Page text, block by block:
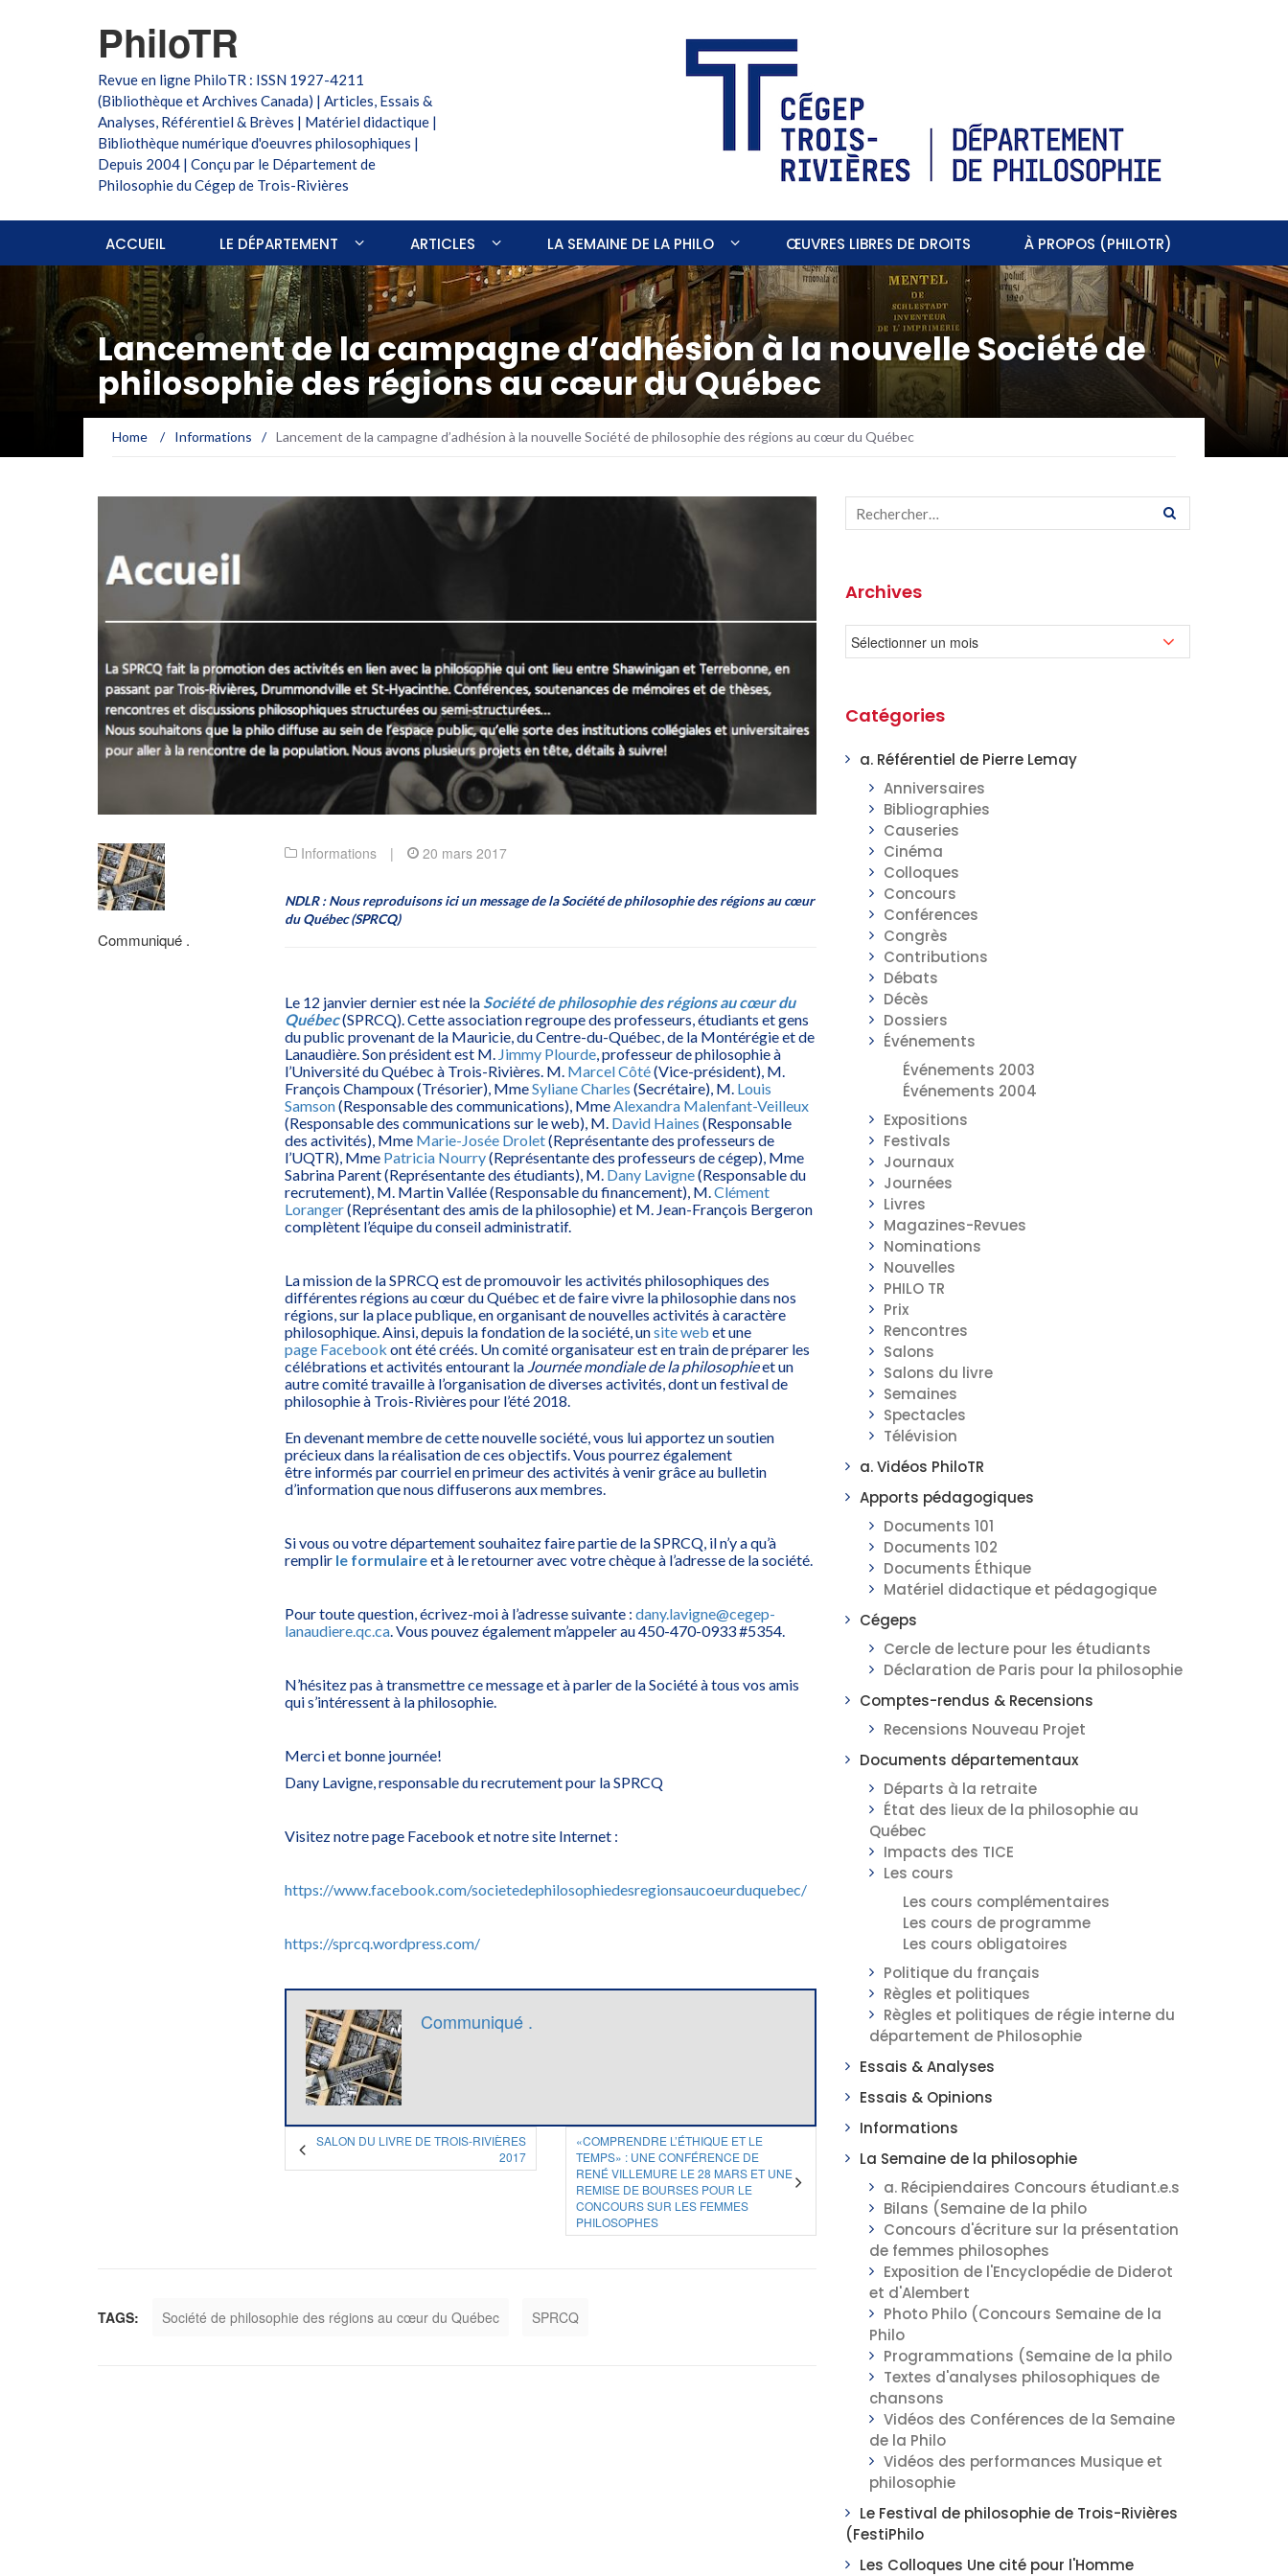
PhiloTR
Revue en ligne PhiloTR : ISSN 1927-4211
(Bibliothèque et Archives Canada) | Articles, Essais &
Analyses, Référentiel & Brèves | Matériel didactique |
Bibliothèque numérique d'oeuvres philosophiques |
Depuis 2004 | Conçu par le Département de
Philosophie du Cégep de Trois-Rivières
ACCUEIL LE DÉPARTEMENT ARTICLES LA SEMAINE DE LA PHILO ŒUVRES LIBRES DE DROITS À PROPOS (PHILOTR)
Lancement de la campagne d’adhésion à la nouvelle Société de
philosophie des régions au cœur du Québec
Home / Informations / Lancement de la campagne d’adhésion à la nouvelle Société de philosophie des régions au cœur du Québec
Communiqué .
Informations | 20 mars 2017
NDLR : Nous reproduisons ici un message de la Société de philosophie des régions au cœur
du Québec(SPRCQ)
Le 12 janvier dernier est née laSociété de philosophie des régions au cœur du
Québec(SPRCQ). Cette association regroupe des professeurs, étudiants et gens
du public provenant de la Mauricie, du Centre-du-Québec, de la Montérégie et de
Lanaudière. Son président est M. Jimmy Plourde, professeur de philosophie à
l’Université du Québec à Trois-Rivières. M. Marcel Côté(Vice-président), M.
François Champoux (Trésorier), MmeSyliane Charles (Secrétaire), M. Louis
Samson(Responsable des communications), MmeAlexandra Malenfant-Veilleux
(Responsable des communications sur le web), M. David Haines (Responsable
des activités), Mme Marie-Josée Drolet(Représentante des professeurs de
l’UQTR), Mme Patricia Nourry(Représentante des professeurs de cégep), Mme
Sabrina Parent (Représentante des étudiants), M. Dany Lavigne(Responsable du
recrutement), M. Martin Vallée (Responsable du financement), M.Clément
Loranger(Représentant des amis de la philosophie) et M. Jean-François Bergeron
complètent l’équipe du conseil administratif.
La mission de la SPRCQ est de promouvoir les activités philosophiques des
différentes régions au cœur du Québec et de faire vivre la philosophie dans nos
régions, sur la place publique, en organisant de nouvelles activités à caractère
philosophique. Ainsi, depuis la fondation de la société, unsite web et une
page Facebook ont été créés. Un comité organisateur est en train de préparer les
célébrations et activités entourant la Journée mondiale de la philosophieet un
autre comité travaille à l’organisation de diverses activités, dont un festival de
philosophie à Trois-Rivières pour l’été 2018.
En devenant membre de cette nouvelle société, vous lui apportez un soutien
précieux dans la réalisation de ces objectifs. Vous pourrez également
être informés par courriel en primeur des activités à venir grâce au bulletin
d’information que nous diffuserons aux membres.
Si vous ou votre département souhaitez faire partie de la SPRCQ, il n’y a qu’à
remplir le formulaireet à le retourner avec votre chèque à l’adresse de la société.
Pour toute question, écrivez-moi à l’adresse suivante : dany.lavigne@cegep-
lanaudiere.qc.ca. Vous pouvez également m’appeler au 450-470-0933 #5354.
N’hésitez pas à transmettre ce message et à parler de la Société à tous vos amis
qui s’intéressent à la philosophie.
Merci et bonne journée!
Dany Lavigne, responsable du recrutement pour la SPRCQ
Visitez notre page Facebook et notre site Internet :
https://www.facebook.com/societedephilosophiedesregionsaucoeurduquebec/
https://sprcq.wordpress.com/​
Communiqué .
SALON DU LIVRE DE TROIS-RIVIÈRES
2017
«COMPRENDRE L’ÉTHIQUE ET LE
TEMPS» : UNE CONFÉRENCE DE
RENÉ VILLEMURE LE 28 MARS ET UNE
REMISE DE BOURSES POUR LE
CONCOURS SUR LES FEMMES
PHILOSOPHES
TAGS: Société de philosophie des régions au cœur du Québec SPRCQ
Archives
Catégories
a. Référentiel de Pierre Lemay
Anniversaires
Bibliographies
Causeries
Cinéma
Colloques
Concours
Conférences
Congrès
Contributions
Débats
Décès
Dossiers
Événements
Événements 2003
Événements 2004
Expositions
Festivals
Journaux
Journées
Livres
Magazines-Revues
Nominations
Nouvelles
PHILO TR
Prix
Rencontres
Salons
Salons du livre
Semaines
Spectacles
Télévision
a. Vidéos PhiloTR
Apports pédagogiques
Documents 101
Documents 102
Documents Éthique
Matériel didactique et pédagogique
Cégeps
Cercle de lecture pour les étudiants
Déclaration de Paris pour la philosophie
Comptes-rendus & Recensions
Recensions Nouveau Projet
Documents départementaux
Départs à la retraite
État des lieux de la philosophie au
Québec
Impacts des TICE
Les cours
Les cours complémentaires
Les cours de programme
Les cours obligatoires
Politique du français
Règles et politiques
Règles et politiques de régie interne du
département de Philosophie
Essais & Analyses
Essais & Opinions
Informations
La Semaine de la philosophie
a. Récipiendaires Concours étudiant.e.s
Bilans (Semaine de la philo
Concours d'écriture sur la présentation
de femmes philosophes
Exposition de l'Encyclopédie de Diderot
et d'Alembert
Photo Philo (Concours Semaine de la
Philo
Programmations (Semaine de la philo
Textes d'analyses philosophiques de
chansons
Vidéos des Conférences de la Semaine
de la Philo
Vidéos des performances Musique et
philosophie
Le Festival de philosophie de Trois-Rivières
(FestiPhilo
Les Colloques Une cité pour l'Homme